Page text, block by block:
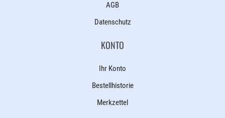
AGB
Datenschutz
KONTO
Ihr Konto
Bestellhistorie
Merkzettel